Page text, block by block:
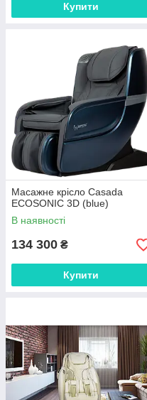
Купити
Масажне крісло Casada
ECOSONIC 3D (blue)
В наявності
134 300 ₴
Купити